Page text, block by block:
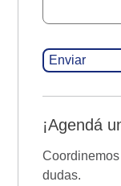
¡Agendá
dudas.